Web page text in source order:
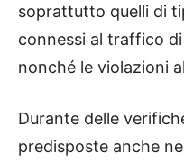
soprattutto quelli di
connessi al traffico
nonché le violazioni
Durante delle
predisposte anche